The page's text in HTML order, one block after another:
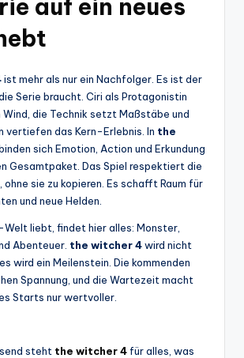
auf ein neues
ist mehr als nur ein Nachfolger. Es ist der
Serie braucht. Ciri als Protagonistin
die Technik setzt Maßstäbe und
vertiefen das Kern-Erlebnis. In the
sich Emotion, Action und Erkundung
Gesamtpaket. Das Spiel respektiert die
ohne sie zu kopieren. Es schafft Raum für
und neue Helden.
liebt, findet hier alles: Monster,
Abenteuer. the witcher 4wird nicht
wird ein Meilenstein. Die kommenden
Spannung, und die Wartezeit macht
Starts nur wertvoller.
steht the witcher 4 für alles, was